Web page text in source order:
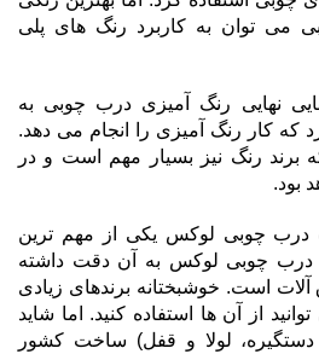
می توان به کاربرد رنگ های پلی
نهایی رنگ آمیزی درب چوبی به
کار رنگ آمیزی را انجام می دهد.
برند رنگ نیز بسیار مهم است و در
بود.
درب چوبی لوکس یکی از مهم ترین
درب چوبی لوکس به آن دقت داشته
است. خوشبختانه برندهای زیادی
از آن ها استفاده کنید. اما شاید
دستگیره، لولا و قفل) ساخت کشور